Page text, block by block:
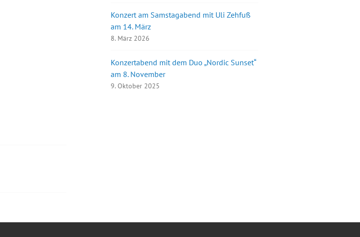
Konzert am Samstagabend mit Uli Zehfuß
am 14. März
8. März 2026
Konzertabend mit dem Duo „Nordic Sunset“
am 8. November
9. Oktober 2025